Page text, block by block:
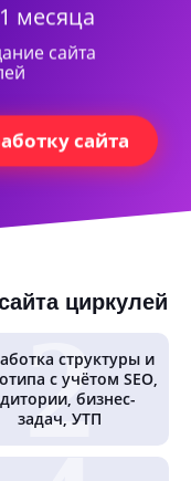
месяца
сайта
циркулей
структуры и
с учётом SEO,
бизнес-
задач, УТП